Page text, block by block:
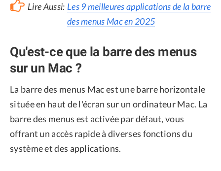
Lire Aussi: Les 9 meilleures applications de la barre
des menus Mac en 2025
Qu'est-ce que la barre des menus
sur un Mac ?
La barre des menus Mac est une barre horizontale
située en haut de l'écran sur un ordinateur Mac. La
barre des menus est activée par défaut, vous
offrant un accès rapide à diverses fonctions du
système et des applications.